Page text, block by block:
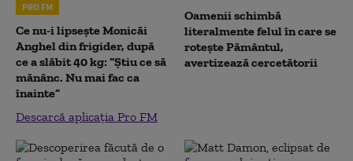
PRO FM
Ce nu-i lipsește Monicăi
Anghel din frigider, după
ce a slăbit 40 kg: “Știu ce să
mănânc. Nu mai fac ca
înainte”
Descarcă aplicația Pro FM
Oamenii schimbă
literalmente felul în care se
rotește Pământul,
avertizează cercetătorii